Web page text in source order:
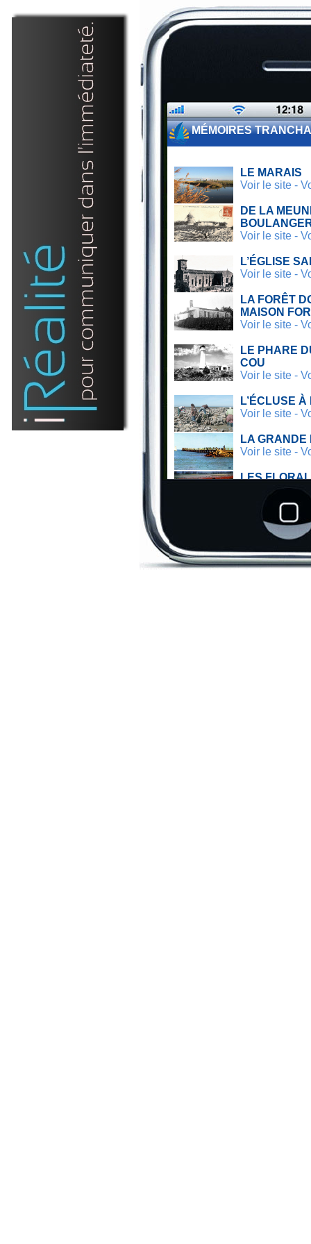
MÉMOIRES
LE MARAIS
Voir le site -
DE LA
Voir le site -
L’ÉGLISE
Voir le site -
LA FORÊT
MAISON
Voir le site -
LE PHARE
COU
Voir le site -
L’ÉCLUSE
Voir le site -
LA GRANDE
Voir le site -
LES
Voir le site